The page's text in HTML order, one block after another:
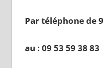
Par téléphone de
au : 09 53 59 38 83